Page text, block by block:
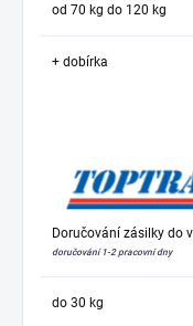
od 70 kg do 120 kg
+ dobírka
Doručování zásilky do
doručování 1-2 pracovní dny
do 30 kg